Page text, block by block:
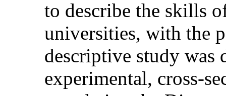
to describe the skills
universities, with the
descriptive study was
experimental, cross-